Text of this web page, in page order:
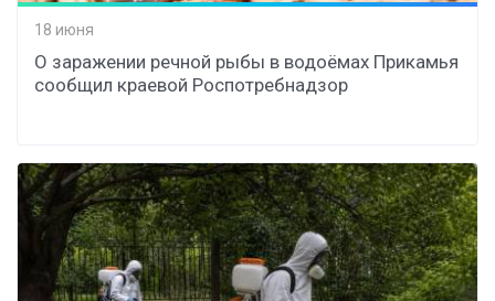
18 июня
О заражении речной рыбы в водоёмах Прикамья
сообщил краевой Роспотребнадзор